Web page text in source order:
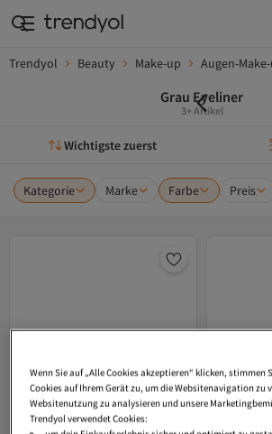
Trendyol Beauty Make-up Augen-
Grau Eyeliner
3+ Artikel
Wichtigste zuerst
Kategorie Marke Farbe Preis
Wenn Sie auf „Alle Cookies akzeptieren“ klicken, stimmen
Cookies auf Ihrem Gerät zu, um die Websitenavigation zu
Websitenutzung zu analysieren und unsere
Trendyol verwendet Cookies: